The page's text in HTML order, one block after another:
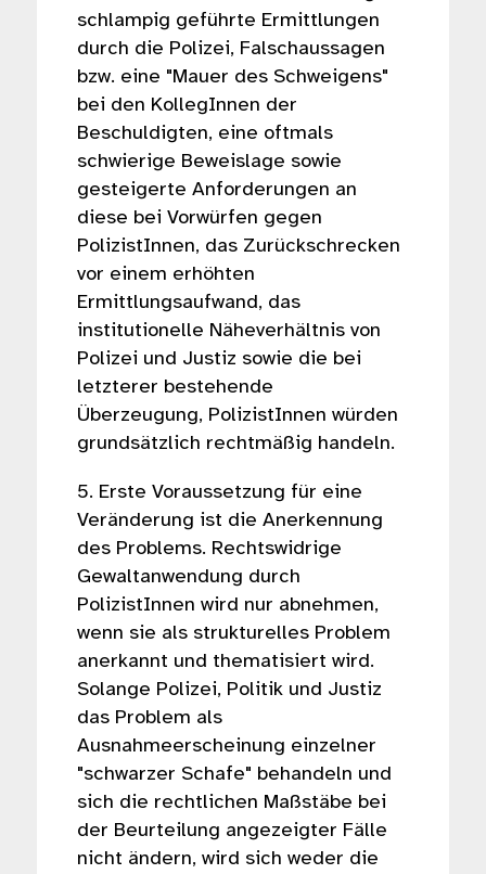
schlampig geführte Ermittlungen
durch die Polizei, Falschaussagen
bzw. eine "Mauer des Schweigens"
bei den KollegInnen der
Beschuldigten, eine oftmals
schwierige Beweislage sowie
gesteigerte Anforderungen an
diese bei Vorwürfen gegen
PolizistInnen, das Zurückschrecken
vor einem erhöhten
Ermittlungsaufwand, das
institutionelle Näheverhältnis von
Polizei und Justiz sowie die bei
letzterer bestehende
Überzeugung, PolizistInnen würden
grundsätzlich rechtmäßig handeln.
5. Erste Voraussetzung für eine
Veränderung ist die Anerkennung
des Problems. Rechtswidrige
Gewaltanwendung durch
PolizistInnen wird nur abnehmen,
wenn sie als strukturelles Problem
anerkannt und thematisiert wird.
Solange Polizei, Politik und Justiz
das Problem als
Ausnahmeerscheinung einzelner
"schwarzer Schafe" behandeln und
sich die rechtlichen Maßstäbe bei
der Beurteilung angezeigter Fälle
nicht ändern, wird sich weder die